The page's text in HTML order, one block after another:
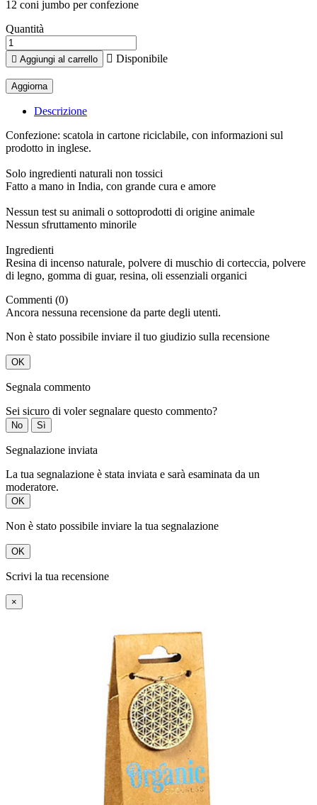
12 coni jumbo per confezione
Quantità
 Aggiungi al carrello  Disponibile
Descrizione
Confezione: scatola in cartone riciclabile, con informazioni sul
prodotto in inglese.
Solo ingredienti naturali non tossici
Fatto a mano in India, con grande cura e amore
Nessun test su animali o sottoprodotti di origine animale
Nessun sfruttamento minorile
Ingredienti
Resina di incenso naturale, polvere di muschio di corteccia, polvere
di legno, gomma di guar, resina, oli essenziali organici
Commenti (0)
Ancora nessuna recensione da parte degli utenti.
Non è stato possibile inviare il tuo giudizio sulla recensione
OK
Segnala commento
Sei sicuro di voler segnalare questo commento?
No Sì
Segnalazione inviata
La tua segnalazione è stata inviata e sarà esaminata da un
moderatore.
OK
Non è stato possibile inviare la tua segnalazione
OK
Scrivi la tua recensione
×